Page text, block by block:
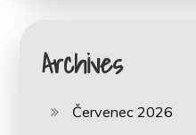
Archives
Červenec 2026